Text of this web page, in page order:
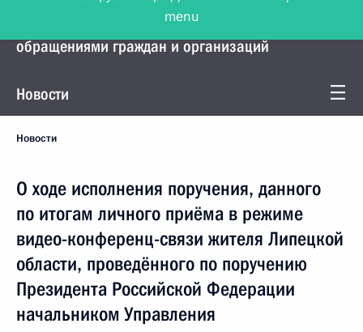
Управление Президента по работе с
обращениями граждан и организаций
Новости
Новости
О ходе исполнения поручения, данного
по итогам личного приёма в режиме
видео-конференц-связи жителя Липецкой
области, проведённого по поручению
Президента Российской Федерации
начальником Управления
menu